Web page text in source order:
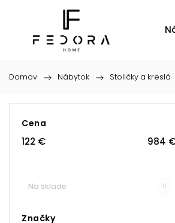
Domov / Nábytok / Stoličky a kreslá
Cena
122 € 984
Na sklade 0
Značky